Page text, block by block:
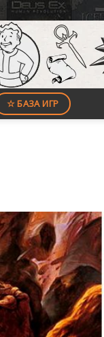
☆ БАЗА ИГР